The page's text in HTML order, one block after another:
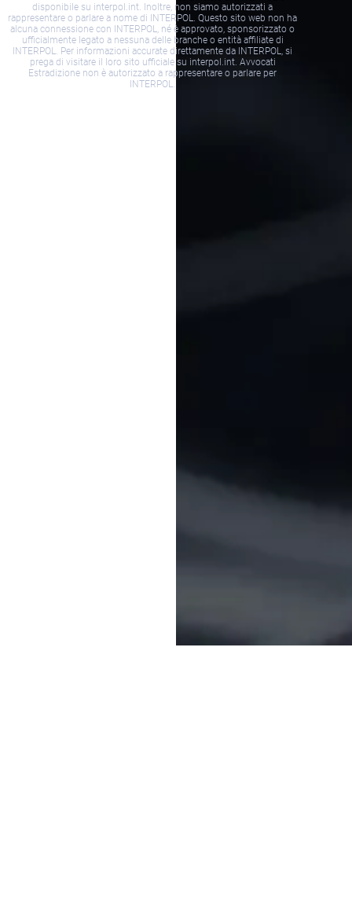
disponibile su interpol.int. Inoltre, non siamo autorizzati a
rappresentare o parlare a nome di INTERPOL. Questo sito web non ha
alcuna connessione con INTERPOL, né è approvato, sponsorizzato o
ufficialmente legato a nessuna delle branche o entità affiliate di
INTERPOL. Per informazioni accurate direttamente da INTERPOL, si
prega di visitare il loro sito ufficiale su interpol.int. Avvocati
Estradizione non è autorizzato a rappresentare o parlare per
INTERPOL.